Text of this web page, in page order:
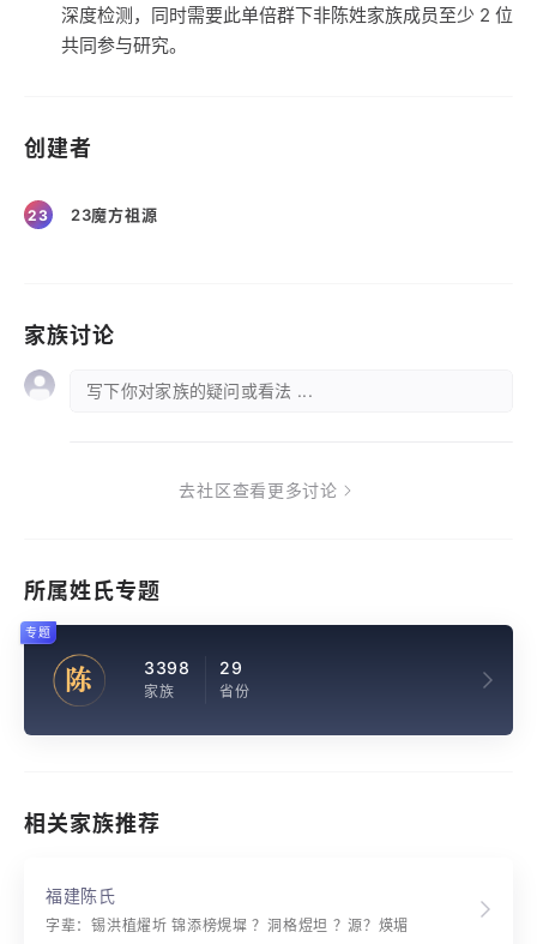
深度检测，同时需要此单倍群下非陈姓家族成员至少 2 位
共同参与研究。
创建者
23 23魔方祖源
家族讨论
写下你对家族的疑问或看法 ...
去社区查看更多讨论
所属姓氏专题
陈 3398
家族
29
省份
专题
相关家族推荐
福建陈氏
字辈：锡洪植燿圻 锦添榜熀墀 ？洞格煜坦 ？源？煐堳